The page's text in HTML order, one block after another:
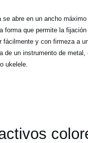
se abre en un ancho
forma que permite la
fácilmente y con firmeza a
de un instrumento de
ukelele.